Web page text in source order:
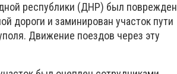
республики (ДНР) был поврежден
дороги и заминирован участок пути
Движение поездов через эту